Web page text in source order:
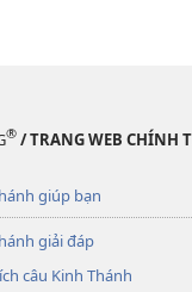
® / TRANG WEB CHÍNH
giúp bạn
giải đáp
câu Kinh Thánh